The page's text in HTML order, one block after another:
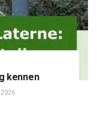
kennen
2026